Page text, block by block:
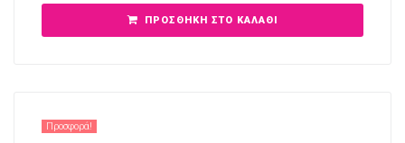
ΠΡΟΣΘΉΚΗ ΣΤΟ ΚΑΛΆΘΙ
Προσφορά!